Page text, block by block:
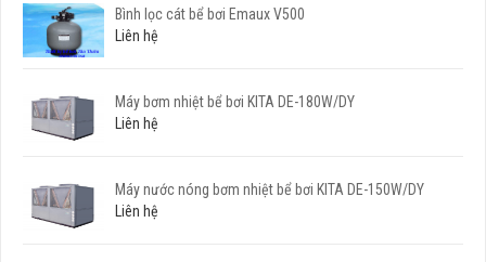
Bình lọc cát bể bơi Emaux V500
Liên hệ
Máy bơm nhiệt bể bơi KITA DE-180W/DY
Liên hệ
Máy nước nóng bơm nhiệt bể bơi KITA DE-150W/DY
Liên hệ